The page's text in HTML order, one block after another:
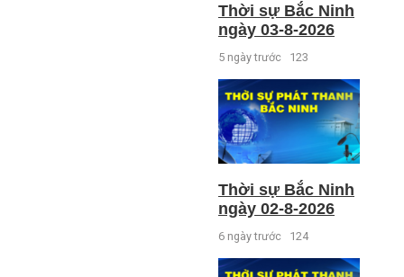
Thời sự Bắc Ninh
ngày 03-8-2026
5 ngày trước 123
Thời sự Bắc Ninh
ngày 02-8-2026
6 ngày trước 124